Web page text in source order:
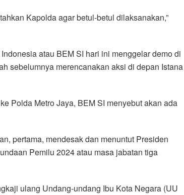
Kapolda agar betul-betul dilaksanakan,”
atau BEM SI hari ini menggelar demo di
sebelumnya merencanakan aksi di depan Istana
Polda Metro Jaya, BEM SI menyebut akan ada
pertama, mendesak dan menuntut Presiden
Pemilu 2024 atau masa jabatan tiga
ulang Undang-undang Ibu Kota Negara (UU